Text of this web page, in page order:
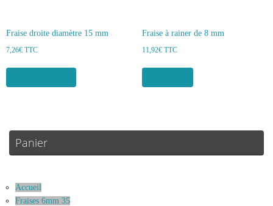
Fraise droite diamètre 15 mm
7,26€ TTC
Fraise à rainer de 8 mm
11,92€ TTC
Panier
Accueil
Fraises 6mm 35